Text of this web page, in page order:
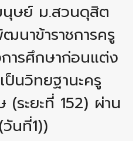
ภัย
ษย์ ม.สวนดุสิต
นาข้าราชการครู
ารศึกษาก่อนแต่ง
ป็นวิทยฐานะครู
(ระยะที่ 152) ผ่าน
นที่1))